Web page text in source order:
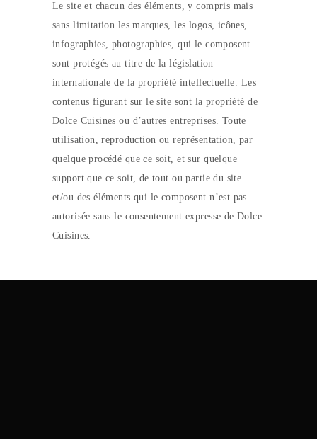
Le site et chacun des éléments, y compris mais
sans limitation les marques, les logos, icônes,
infographies, photographies, qui le composent
sont protégés au titre de la législation
internationale de la propriété intellectuelle. Les
contenus figurant sur le site sont la propriété de
Dolce Cuisines ou d’autres entreprises. Toute
utilisation, reproduction ou représentation, par
quelque procédé que ce soit, et sur quelque
support que ce soit, de tout ou partie du site
et/ou des éléments qui le composent n’est pas
autorisée sans le consentement expresse de Dolce
Cuisines.